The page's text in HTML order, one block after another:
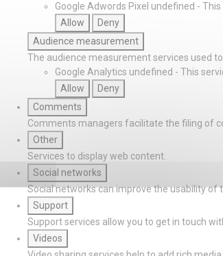
Google Adwords Pixel undefined - This
Allow
Deny
Audience measurement
The audience measurement services used
Google Analytics undefined - This
Allow
Deny
Comments
Comments managers facilitate the filing of
Other
Services to display web content.
Social networks
Social networks can improve the usability of
Support
Support services allow you to get in touch
Videos